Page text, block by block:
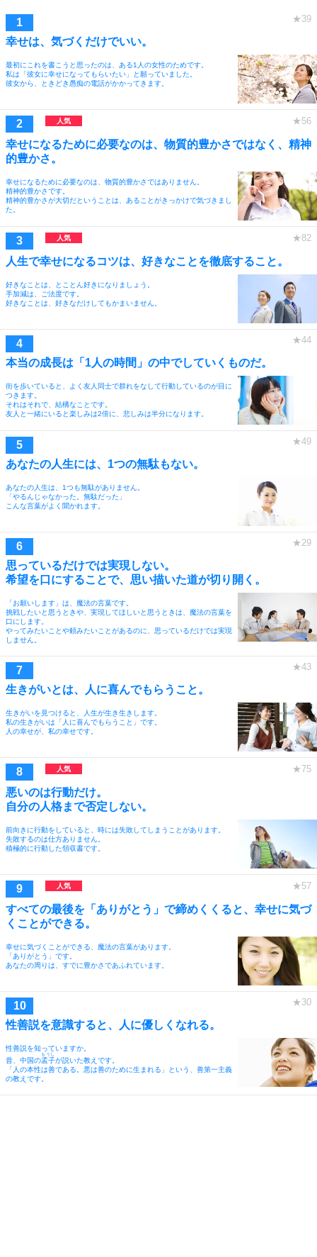
幸せは、気づくだけでいい。
最初にこれを書こうと思ったのは、ある1人の女性のためです。
私は「彼女に幸せになってもらいたい」と願っていました。
彼女から、ときどき愚痴の電話がかかってきます。
幸せになるために必要なのは、物質的豊かさではなく、精神
的豊かさ。
幸せになるために必要なのは、物質的豊かさではありません。
精神的豊かさです。
精神的豊かさが大切だということは、あることがきっかけで気づきまし
た。
人生で幸せになるコツは、好きなことを徹底すること。
好きなことは、とことん好きになりましょう。
手加減は、ご法度です。
好きなことは、好きなだけしてもかまいません。
本当の成長は「1人の時間」の中でしていくものだ。
街を歩いていると、よく友人同士で群れをなして行動しているのが目に
つきます。
それはそれで、結構なことです。
友人と一緒にいると楽しみは2倍に、悲しみは半分になります。
あなたの人生には、1つの無駄もない。
あなたの人生は、1つも無駄がありません。
「やるんじゃなかった。無駄だった」
こんな言葉がよく聞かれます。
思っているだけでは実現しない。
希望を口にすることで、思い描いた道が切り開く。
「お願いします」は、魔法の言葉です。
挑戦したいと思うときや、実現してほしいと思うときは、魔法の言葉を
口にします。
やってみたいことや頼みたいことがあるのに、思っているだけでは実現
しません。
生きがいとは、人に喜んでもらうこと。
生きがいを見つけると、人生が生き生きします。
私の生きがいは「人に喜んでもらうこと」です。
人の幸せが、私の幸せです。
悪いのは行動だけ。
自分の人格まで否定しない。
前向きに行動をしていると、時には失敗してしまうことがあります。
失敗するのは仕方ありません。
積極的に行動した領収書です。
すべての最後を「ありがとう」で締めくくると、幸せに気づ
くことができる。
幸せに気づくことができる、魔法の言葉があります。
「ありがとう」です。
あなたの周りは、すでに豊かさであふれています。
性善説を意識すると、人に優しくなれる。
性善説を知っていますか。
昔、中国の孟子
もうし
が説いた教えです。
「人の本性は善である。悪は善のために生まれる」という、善第一主義
の教えです。